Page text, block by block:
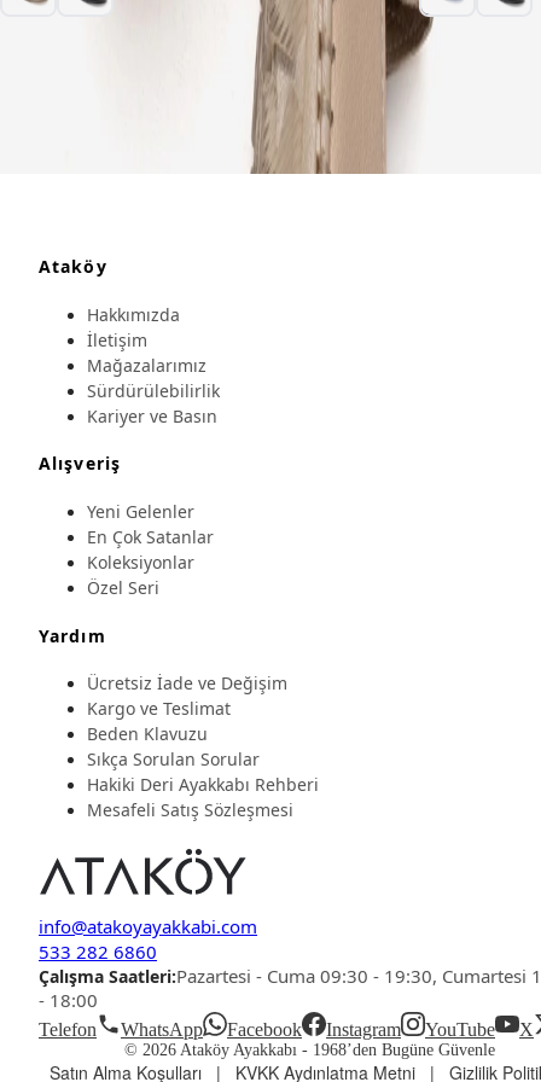
Ataköy
Hakkımızda
İletişim
Mağazalarımız
Sürdürülebilirlik
Kariyer ve Basın
Alışveriş
Yeni Gelenler
En Çok Satanlar
Koleksiyonlar
Özel Seri
Yardım
Ücretsiz İade ve Değişim
Kargo ve Teslimat
Beden Klavuzu
Sıkça Sorulan Sorular
Hakiki Deri Ayakkabı Rehberi
Mesafeli Satış Sözleşmesi
info@atakoyayakkabi.com
533 282 6860
Çalışma Saatleri:Pazartesi - Cuma 09:30 - 19:30, Cumartesi
- 18:00
Telefon WhatsApp Facebook Instagram YouTube X
© 2026 Ataköy Ayakkabı - 1968’den Bugüne Güvenle
Satın Alma Koşulları | KVKK Aydınlatma Metni | Gizlilik